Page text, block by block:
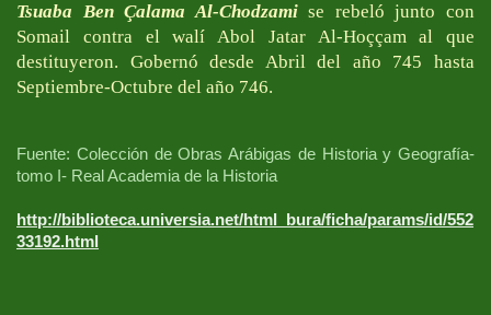
Tsuaba Ben Çalama Al-Chodzami se rebeló junto con
Somail contra el walí Abol Jatar Al-Hoççam al que
destituyeron. Gobernó desde Abril del año 745 hasta
Septiembre-Octubre del año 746.
Fuente: Colección de Obras Arábigas de Historia y Geografía-
tomo I- Real Academia de la Historia
http://biblioteca.universia.net/html_bura/ficha/params/id/552
33192.html